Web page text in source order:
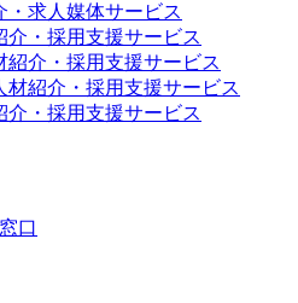
・求人媒体サービス
・採用支援サービス
紹介・採用支援サービス
紹介・採用支援サービス
介・採用支援サービス
口